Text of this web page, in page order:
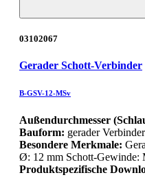
03102067
Gerader Schott-Verbinder
B-GSV-12-MSv
Außendurchmesser
Bauform: gerader Verbinder
Besondere Merkmale:
Ø: 12 mm Schott-Gewinde:
Produktspezifische